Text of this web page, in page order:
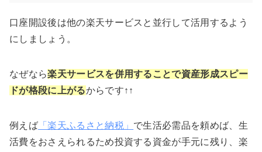
口座開設後は他の楽天サービスと並行して活用するよう
にしましょう。
なぜなら楽天サービスを併用することで資産形成スピー
ドが格段に上がるからです↑↑
例えば「楽天ふるさと納税」 で生活必需品を頼めば、生
活費をおさえられるため投資する資金が手元に残り、楽